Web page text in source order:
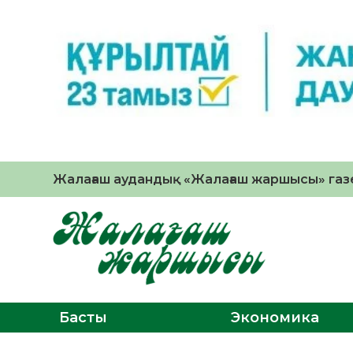
Жалағаш аудандық «Жалағаш жаршысы»
Басты Экономика